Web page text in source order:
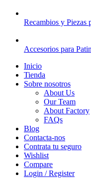
Recambios y Piezas
Accesorios para
Inicio
Tienda
Sobre nosotros
About Us
Our Team
About Factory
FAQs
Blog
Contacta-nos
Contrata tu seguro
Wishlist
Compare
Login / Register